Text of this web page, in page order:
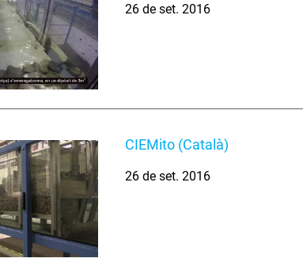
26 de set. 2016
CIEMito (Català)
26 de set. 2016